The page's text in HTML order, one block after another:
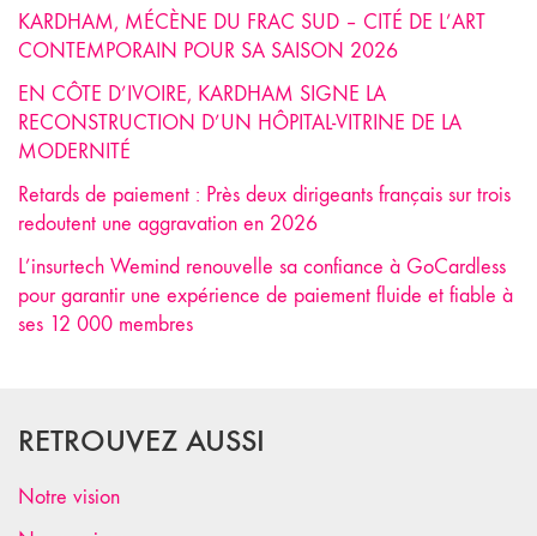
KARDHAM, MÉCÈNE DU FRAC SUD – CITÉ DE L’ART
CONTEMPORAIN POUR SA SAISON 2026
EN CÔTE D’IVOIRE, KARDHAM SIGNE LA
RECONSTRUCTION D’UN HÔPITAL-VITRINE DE LA
MODERNITÉ
Retards de paiement : Près deux dirigeants français sur trois
redoutent une aggravation en 2026
L’insurtech Wemind renouvelle sa confiance à GoCardless
pour garantir une expérience de paiement fluide et fiable à
ses 12 000 membres
RETROUVEZ AUSSI
Notre vision